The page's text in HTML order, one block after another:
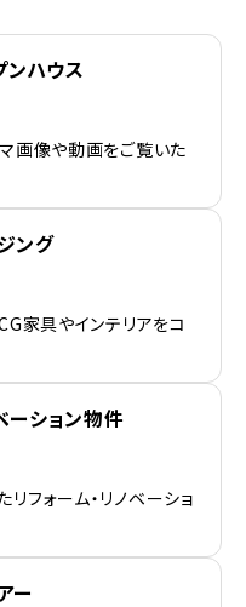
ンハウス
画像や動画をご覧いた
ング
家具やインテリアをコ
ーション物件
フォーム・リノベーショ
ー